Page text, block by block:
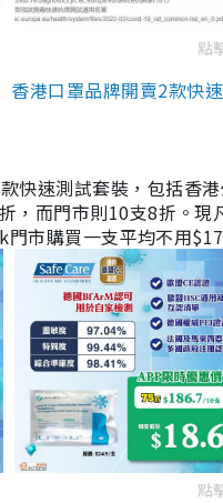
點
香港口罩品牌開賣2款
快速測試套裝，包括香
，而門市則10支8折。
市購買一支平均不用
點